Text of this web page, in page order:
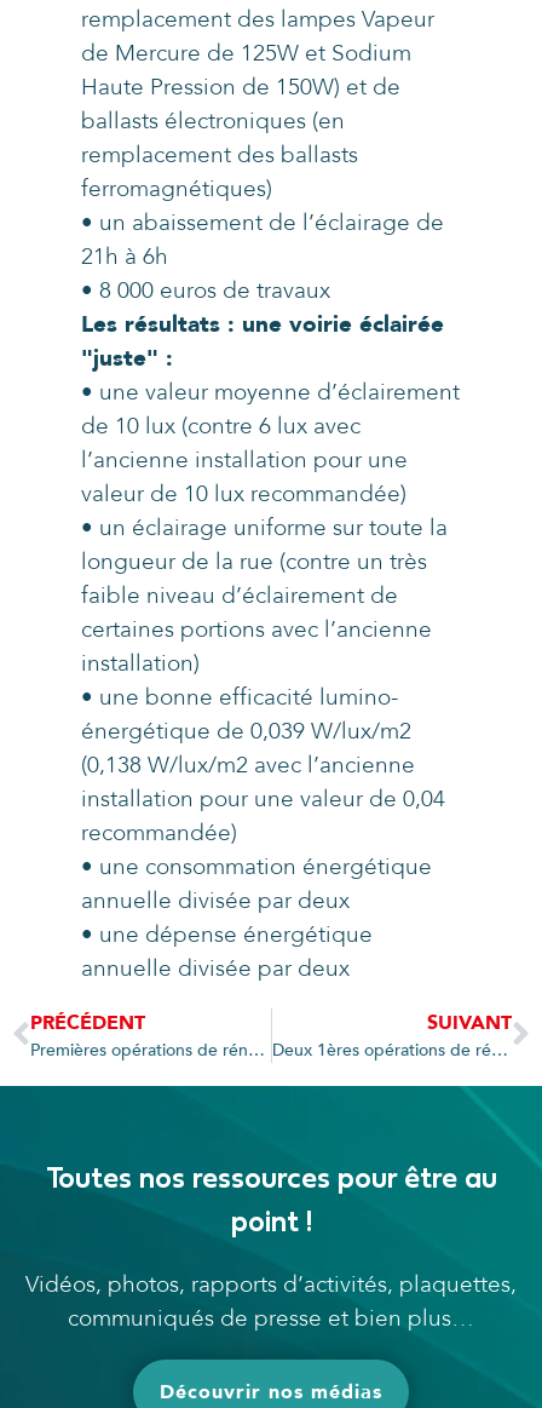
remplacement des lampes Vapeur
de Mercure de 125W et Sodium
Haute Pression de 150W) et de
ballasts électroniques (en
remplacement des ballasts
ferromagnétiques)
• un abaissement de l’éclairage de
21h à 6h
• 8 000 euros de travaux
Les résultats : une voirie éclairée
"juste" :
• une valeur moyenne d’éclairement
de 10 lux (contre 6 lux avec
l’ancienne installation pour une
valeur de 10 lux recommandée)
• un éclairage uniforme sur toute la
longueur de la rue (contre un très
faible niveau d’éclairement de
certaines portions avec l’ancienne
installation)
• une bonne efficacité lumino-
énergétique de 0,039 W/lux/m2
(0,138 W/lux/m2 avec l’ancienne
installation pour une valeur de 0,04
recommandée)
• une consommation énergétique
annuelle divisée par deux
• une dépense énergétique
annuelle divisée par deux
PRÉCÉDENT
Premières opérations de rénovation de l’Eclairage public à Ville-La-Grand
SUIVANT
Deux 1ères opérations de rénovation de l’éclairage public à Ville-La-Grand
Toutes nos ressources pour être au
point !
Vidéos, photos, rapports d’activités, plaquettes,
communiqués de presse et bien plus…
Découvrir nos médias